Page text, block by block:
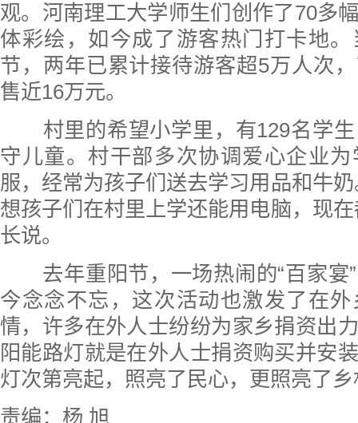
观。河南理工大学师生们创作了70多
体彩绘，如今成了游客热门打卡地
节，两年已累计接待游客超5万人次
售近16万元。
村里的希望小学里，有129名学生
守儿童。村干部多次协调爱心企业
服，经常为孩子们送去学习用品和牛
想孩子们在村里上学还能用电脑，现
长说。
去年重阳节，一场热闹的“百家宴”
今念念不忘，这次活动也激发了在
情，许多在外人士纷纷为家乡捐资出
阳能路灯就是在外人士捐资购买并安
灯次第亮起，照亮了民心，更照亮了
责编：杨 旭